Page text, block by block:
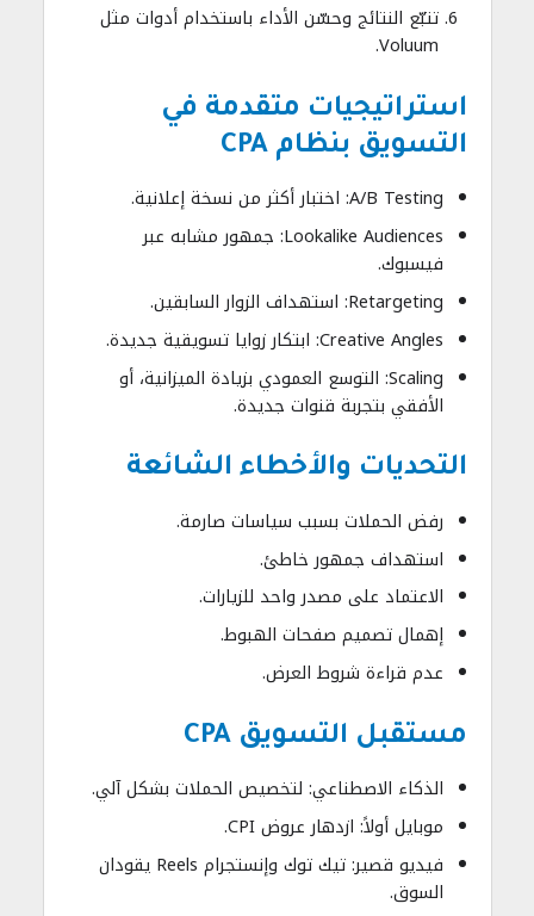
تتبّع النتائج وحسّن الأداء باستخدام أدوات مثل
Voluum.
استراتيجيات متقدمة في
التسويق بنظام CPA
A/B Testing: اختبار أكثر من نسخة إعلانية.
Lookalike Audiences: جمهور مشابه عبر
فيسبوك.
Retargeting: استهداف الزوار السابقين.
Creative Angles: ابتكار زوايا تسويقية جديدة.
Scaling: التوسع العمودي بزيادة الميزانية، أو
الأفقي بتجربة قنوات جديدة.
التحديات والأخطاء الشائعة
رفض الحملات بسبب سياسات صارمة.
استهداف جمهور خاطئ.
الاعتماد على مصدر واحد للزيارات.
إهمال تصميم صفحات الهبوط.
عدم قراءة شروط العرض.
مستقبل التسويق CPA
الذكاء الاصطناعي: لتخصيص الحملات بشكل آلي.
موبايل أولاً: ازدهار عروض CPI.
فيديو قصير: تيك توك وإنستجرام Reels يقودان
السوق.